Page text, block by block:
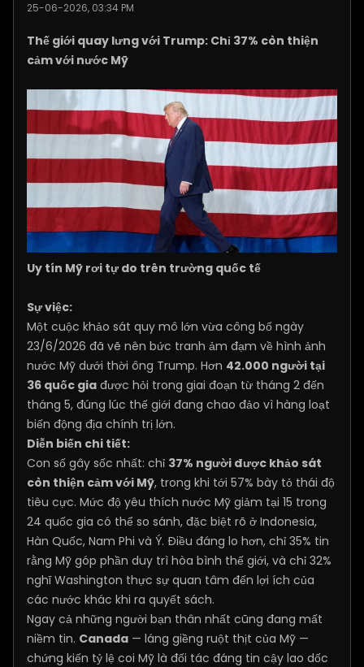
25-06-2026, 03:34 PM
Thế giới quay lưng với Trump: Chỉ 37% còn thiện
cảm với nước Mỹ
Uy tín Mỹ rơi tự do trên trường quốc tế
Sự việc:
Một cuộc khảo sát quy mô lớn vừa công bố ngày
23/6/2026 đã vẽ nên bức tranh ảm đạm về hình ảnh
nước Mỹ dưới thời ông Trump. Hơn 42.000 người tại
36 quốc gia được hỏi trong giai đoạn từ tháng 2 đến
tháng 5, đúng lúc thế giới đang chao đảo vì hàng loạt
biến động địa chính trị lớn.
Diễn biến chi tiết:
Con số gây sốc nhất: chỉ 37% người được khảo sát
còn thiện cảm với Mỹ, trong khi tới 57% bày tỏ thái độ
tiêu cực. Mức độ yêu thích nước Mỹ giảm tại 15 trong
24 quốc gia có thể so sánh, đặc biệt rõ ở Indonesia,
Hàn Quốc, Nam Phi và Ý. Điều đáng lo hơn, chỉ 35% tin
rằng Mỹ góp phần duy trì hòa bình thế giới, và chỉ 32%
nghĩ Washington thực sự quan tâm đến lợi ích của
các nước khác khi ra quyết sách.
Ngay cả những người bạn thân nhất cũng đang mất
niềm tin. Canada — láng giềng ruột thịt của Mỹ —
chứng kiến tỷ lệ coi Mỹ là đối tác đáng tin cậy lao dốc